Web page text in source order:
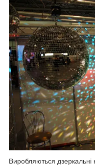
Виробляються дзеркальні